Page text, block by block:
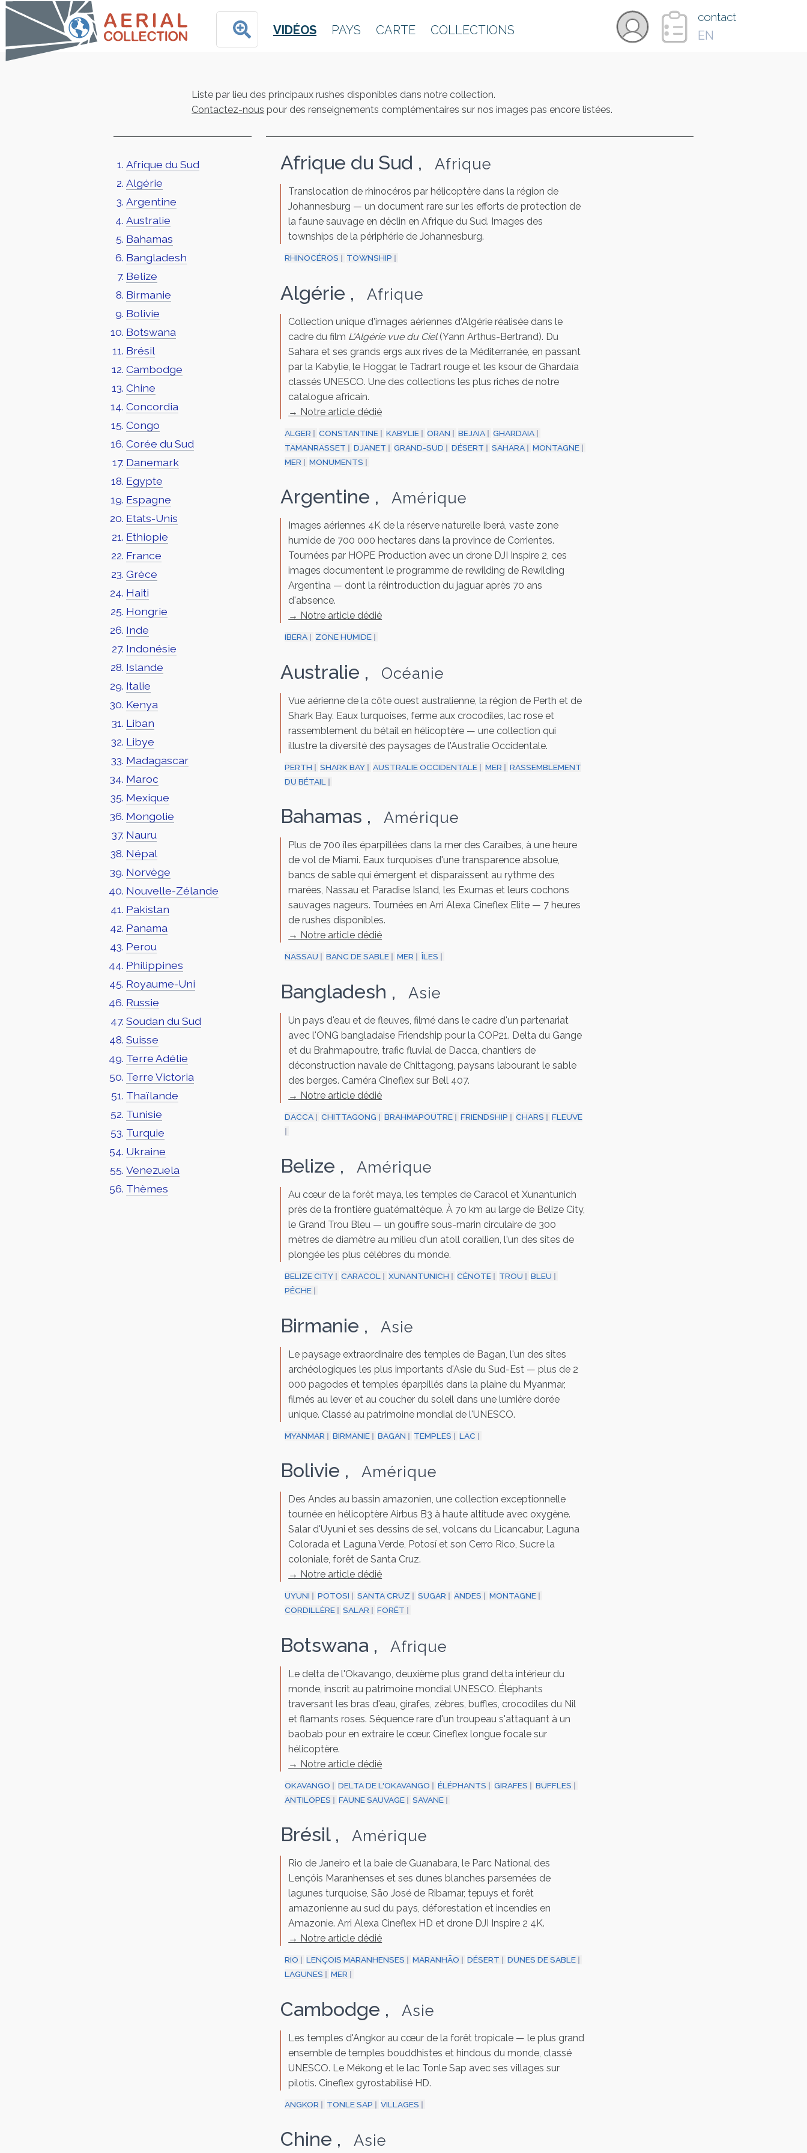
VIDÉOS PAYS CARTE COLLECTIONS
contact
EN
Liste par lieu des principaux rushes disponibles dans notre collection.
Contactez-nous pour des renseignements complémentaires sur nos images pas encore listées.
Afrique du Sud
Algérie
Argentine
Australie
Bahamas
Bangladesh
Belize
Birmanie
Bolivie
Botswana
Brésil
Cambodge
Chine
Concordia
Congo
Corée du Sud
Danemark
Egypte
Espagne
Etats-Unis
Ethiopie
France
Grèce
Haiti
Hongrie
Inde
Indonésie
Islande
Italie
Kenya
Liban
Libye
Madagascar
Maroc
Mexique
Mongolie
Nauru
Népal
Norvège
Nouvelle-Zélande
Pakistan
Panama
Perou
Philippines
Royaume-Uni
Russie
Soudan du Sud
Suisse
Terre Adélie
Terre Victoria
Thaïlande
Tunisie
Turquie
Ukraine
Venezuela
Thèmes
Afrique du Sud , Afrique
Translocation de rhinocéros par hélicoptère dans la région de
Johannesburg — un document rare sur les efforts de protection de
la faune sauvage en déclin en Afrique du Sud. Images des
townships de la périphérie de Johannesburg.
RHINOCÉROS TOWNSHIP
Algérie , Afrique
Collection unique d'images aériennes d'Algérie réalisée dans le
cadre du film L'Algérie vue du Ciel(Yann Arthus-Bertrand). Du
Sahara et ses grands ergs aux rives de la Méditerranée, en passant
par la Kabylie, le Hoggar, le Tadrart rouge et les ksour de Ghardaïa
classés UNESCO. Une des collections les plus riches de notre
catalogue africain.
→ Notre article dédié
ALGER CONSTANTINE KABYLIE ORAN BEJAIA
GHARDAIA
TAMANRASSET
DJANET GRAND-SUD DÉSERT SAHARA
MONTAGNE
MER
MONUMENTS
Argentine , Amérique
Images aériennes 4K de la réserve naturelle Iberá, vaste zone
humide de 700 000 hectares dans la province de Corrientes.
Tournées par HOPE Production avec un drone DJI Inspire 2, ces
images documentent le programme de rewilding de Rewilding
Argentina — dont la réintroduction du jaguar après 70 ans
d'absence.
→ Notre article dédié
IBERA ZONE HUMIDE
Australie , Océanie
Vue aérienne de la côte ouest australienne, la région de Perth et de
Shark Bay. Eaux turquoises, ferme aux crocodiles, lac rose et
rassemblement du bétail en hélicoptère — une collection qui
illustre la diversité des paysages de l'Australie Occidentale.
PERTH SHARK BAY AUSTRALIE OCCIDENTALE MER
RASSEMBLEMENT
DU BÉTAIL
Bahamas , Amérique
Plus de 700 îles éparpillées dans la mer des Caraïbes, à une heure
de vol de Miami. Eaux turquoises d'une transparence absolue,
bancs de sable qui émergent et disparaissent au rythme des
marées, Nassau et Paradise Island, les Exumas et leurs cochons
sauvages nageurs. Tournées en Arri Alexa Cineflex Elite — 7 heures
de rushes disponibles.
→ Notre article dédié
NASSAU BANC DE SABLE MER ÎLES
Bangladesh , Asie
Un pays d'eau et de fleuves, filmé dans le cadre d'un partenariat
avec l'ONG bangladaise Friendship pour la COP21. Delta du Gange
et du Brahmapoutre, trafic fluvial de Dacca, chantiers de
déconstruction navale de Chittagong, paysans labourant le sable
des berges. Caméra Cineflex sur Bell 407.
→ Notre article dédié
DACCA CHITTAGONG BRAHMAPOUTRE FRIENDSHIP CHARS FLEUVE
Belize , Amérique
Au cœur de la forêt maya, les temples de Caracol et Xunantunich
près de la frontière guatémaltèque. À 70 km au large de Belize City,
le Grand Trou Bleu — un gouffre sous-marin circulaire de 300
mètres de diamètre au milieu d'un atoll corallien, l'un des sites de
plongée les plus célèbres du monde.
BELIZE CITY CARACOL XUNANTUNICH CÉNOTE TROU
BLEU
PÊCHE
Birmanie , Asie
Le paysage extraordinaire des temples de Bagan, l'un des sites
archéologiques les plus importants d'Asie du Sud-Est — plus de 2
000 pagodes et temples éparpillés dans la plaine du Myanmar,
filmés au lever et au coucher du soleil dans une lumière dorée
unique. Classé au patrimoine mondial de l'UNESCO.
MYANMAR BIRMANIE BAGAN TEMPLES LAC
Bolivie , Amérique
Des Andes au bassin amazonien, une collection exceptionnelle
tournée en hélicoptère Airbus B3 à haute altitude avec oxygène.
Salar d'Uyuni et ses dessins de sel, volcans du Licancabur, Laguna
Colorada et Laguna Verde, Potosí et son Cerro Rico, Sucre la
coloniale, forêt de Santa Cruz.
→ Notre article dédié
UYUNI POTOSI SANTA CRUZ SUGAR ANDES
MONTAGNE
CORDILLÈRE
SALAR FORÊT
Botswana , Afrique
Le delta de l'Okavango, deuxième plus grand delta intérieur du
monde, inscrit au patrimoine mondial UNESCO. Éléphants
traversant les bras d'eau, girafes, zèbres, buffles, crocodiles du Nil
et flamants roses. Séquence rare d'un troupeau s'attaquant à un
baobab pour en extraire le cœur. Cineflex longue focale sur
hélicoptère.
→ Notre article dédié
OKAVANGO DELTA DE L'OKAVANGO ÉLÉPHANTS GIRAFES
BUFFLES
ANTILOPES
FAUNE SAUVAGE SAVANE
Brésil , Amérique
Rio de Janeiro et la baie de Guanabara, le Parc National des
Lençóis Maranhenses et ses dunes blanches parsemées de
lagunes turquoise, São José de Ribamar, tepuys et forêt
amazonienne au sud du pays, déforestation et incendies en
Amazonie. Arri Alexa Cineflex HD et drone DJI Inspire 2 4K.
→ Notre article dédié
RIO LENÇOIS MARANHENSES MARANHÃO DÉSERT
DUNES DE SABLE
LAGUNES
MER
Cambodge , Asie
Les temples d'Angkor au cœur de la forêt tropicale — le plus grand
ensemble de temples bouddhistes et hindous du monde, classé
UNESCO. Le Mékong et le lac Tonle Sap avec ses villages sur
pilotis. Cineflex gyrostabilisé HD.
ANGKOR TONLE SAP VILLAGES
Chine , Asie